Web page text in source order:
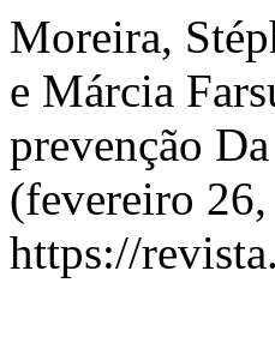
Moreira,
e Márcia
prevenção
(fevereiro
https://